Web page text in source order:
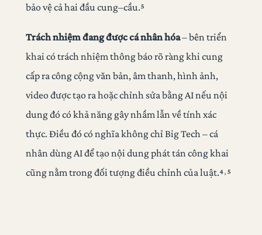
bảo vệ cả hai đầu cung–cầu.⁵
Trách nhiệm đang được cá nhân hóa– bên triển
khai có trách nhiệm thông báo rõ ràng khi cung
cấp ra công cộng văn bản, âm thanh, hình ảnh,
video được tạo ra hoặc chỉnh sửa bằng AI nếu nội
dung đó có khả năng gây nhầm lẫn về tính xác
thực. Điều đó có nghĩa không chỉ Big Tech – cá
nhân dùng AI để tạo nội dung phát tán công khai
cũng nằm trong đối tượng điều chỉnh của luật.⁴˒⁵